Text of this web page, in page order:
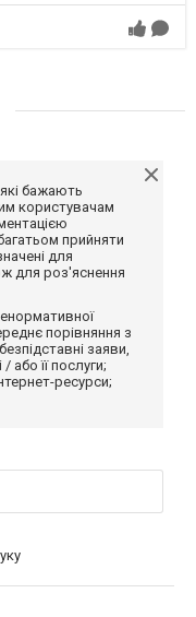
бажають
користувачам
прийняти
для
для роз'яснення
порівняння з
заяви,
або її послуги;
ресурси;